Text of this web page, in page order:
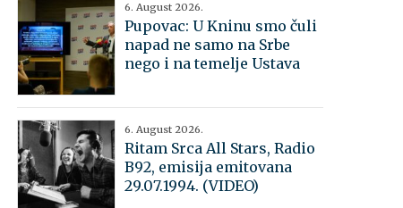
6. August 2026.
Pupovac: U Kninu smo čuli
napad ne samo na Srbe
nego i na temelje Ustava
6. August 2026.
Ritam Srca All Stars, Radio
B92, emisija emitovana
29.07.1994. (VIDEO)